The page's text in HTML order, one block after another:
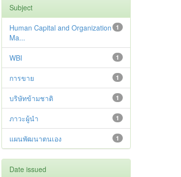
Subject
1
Human Capital and Organization
Ma...
1
WBI
1
การขาย
1
บริษัทข้ามชาติ
1
ภาวะผู้นำ
1
แผนพัฒนาตนเอง
Date issued